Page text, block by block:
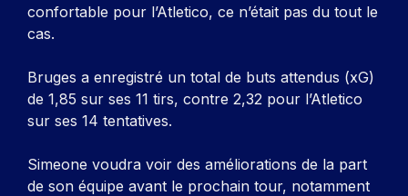
confortable pour l’Atletico, ce n’était pas du tout le
cas.
Bruges a enregistré un total de buts attendus (xG)
de 1,85 sur ses 11 tirs, contre 2,32 pour l’Atletico
sur ses 14 tentatives.
Simeone voudra voir des améliorations de la part
de son équipe avant le prochain tour, notamment